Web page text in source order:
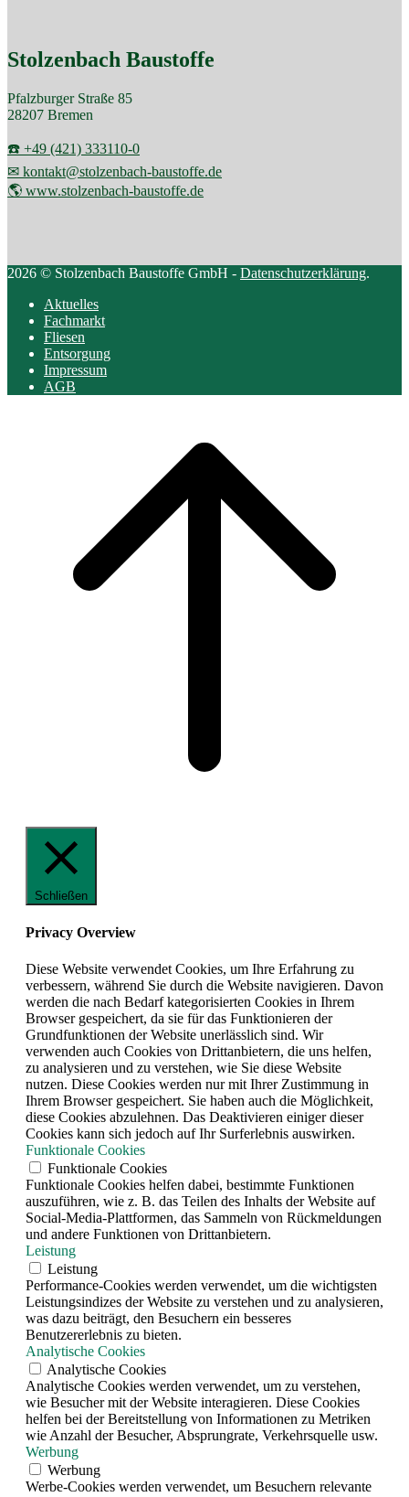
Stolzenbach Baustoffe
Pfalzburger Straße 85
28207 Bremen
☎️ +49 (421) 333110-0
✉ kontakt@stolzenbach-baustoffe.de
🌎 www.stolzenbach-baustoffe.de
2026 © Stolzenbach Baustoffe GmbH - Datenschutzerklärung.
Aktuelles
Fachmarkt
Fliesen
Entsorgung
Impressum
AGB
Schließen
Privacy Overview
Diese Website verwendet Cookies, um Ihre Erfahrung zu
verbessern, während Sie durch die Website navigieren. Davon
werden die nach Bedarf kategorisierten Cookies in Ihrem
Browser gespeichert, da sie für das Funktionieren der
Grundfunktionen der Website unerlässlich sind. Wir
verwenden auch Cookies von Drittanbietern, die uns helfen,
zu analysieren und zu verstehen, wie Sie diese Website
nutzen. Diese Cookies werden nur mit Ihrer Zustimmung in
Ihrem Browser gespeichert. Sie haben auch die Möglichkeit,
diese Cookies abzulehnen. Das Deaktivieren einiger dieser
Cookies kann sich jedoch auf Ihr Surferlebnis auswirken.
Funktionale Cookies
Funktionale Cookies
Funktionale Cookies helfen dabei, bestimmte Funktionen
auszuführen, wie z. B. das Teilen des Inhalts der Website auf
Social-Media-Plattformen, das Sammeln von Rückmeldungen
und andere Funktionen von Drittanbietern.
Leistung
Leistung
Performance-Cookies werden verwendet, um die wichtigsten
Leistungsindizes der Website zu verstehen und zu analysieren,
was dazu beiträgt, den Besuchern ein besseres
Benutzererlebnis zu bieten.
Analytische Cookies
Analytische Cookies
Analytische Cookies werden verwendet, um zu verstehen,
wie Besucher mit der Website interagieren. Diese Cookies
helfen bei der Bereitstellung von Informationen zu Metriken
wie Anzahl der Besucher, Absprungrate, Verkehrsquelle usw.
Werbung
Werbung
Werbe-Cookies werden verwendet, um Besuchern relevante